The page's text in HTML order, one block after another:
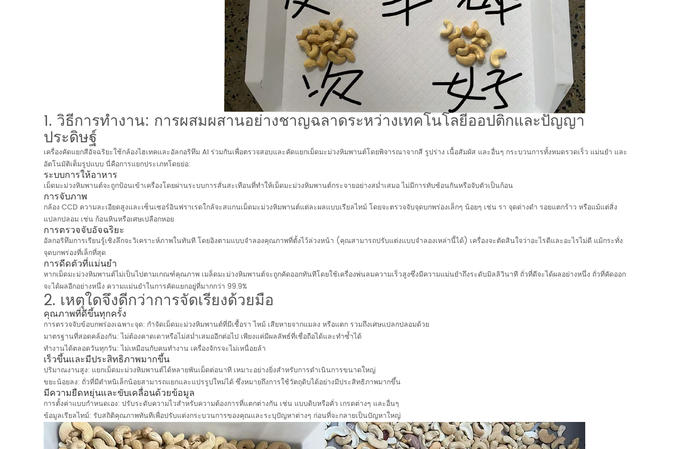
1. วิธีการทำงาน: การผสมผสานอย่างชาญฉลาดระหว่างเทคโนโลยีออปติกและปัญญา
ประดิษฐ์
เครื่องคัดแยกสีอัจฉริยะใช้กล้องไฮเทคและอัลกอริทึม AI ร่วมกันเพื่อตรวจสอบและคัดแยกเม็ดมะม่วงหิมพานต์โดยพิจารณาจากสี รูปร่าง เนื้อสัมผัส และอื่นๆ กระบวนการทั้งหมดรวดเร็ว แม่นยำ และ
อัตโนมัติเต็มรูปแบบ นี่คือการแยกประเภทโดยย่อ:
ระบบการให้อาหาร
เม็ดมะม่วงหิมพานต์จะถูกป้อนเข้าเครื่องโดยผ่านระบบการสั่นสะเทือนที่ทำให้เม็ดมะม่วงหิมพานต์กระจายอย่างสม่ำเสมอ ไม่มีการทับซ้อนกันหรือจับตัวเป็นก้อน
การจับภาพ
กล้อง CCD ความละเอียดสูงและเซ็นเซอร์อินฟราเรดใกล้จะสแกนเม็ดมะม่วงหิมพานต์แต่ละผลแบบเรียลไทม์ โดยจะตรวจจับจุดบกพร่องเล็กๆ น้อยๆ เช่น รา จุดด่างดำ รอยแตกร้าว หรือแม้แต่สิ่ง
แปลกปลอม เช่น ก้อนหินหรือเศษเปลือกหอย
การตรวจจับอัจฉริยะ
อัลกอริทึมการเรียนรู้เชิงลึกจะวิเคราะห์ภาพในทันที โดยอิงตามแบบจำลองคุณภาพที่ตั้งไว้ล่วงหน้า (คุณสามารถปรับแต่งแบบจำลองเหล่านี้ได้) เครื่องจะตัดสินใจว่าอะไรดีและอะไรไม่ดี แม้กระทั่ง
จุดบกพร่องที่เล็กที่สุด
การดีดตัวที่แม่นยำ
หากเม็ดมะม่วงหิมพานต์ไม่เป็นไปตามเกณฑ์คุณภาพ เมล็ดมะม่วงหิมพานต์จะถูกคัดออกทันทีโดยใช้เครื่องพ่นลมความเร็วสูงซึ่งมีความแม่นยำถึงระดับมิลลิวินาที ถั่วที่ดีจะได้ผลอย่างหนึ่ง ถั่วที่คัดออก
จะได้ผลอีกอย่างหนึ่ง ความแม่นยำในการคัดแยกอยู่ที่มากกว่า 99.9%
2. เหตุใดจึงดีกว่าการจัดเรียงด้วยมือ
คุณภาพที่ดีขึ้นทุกครั้ง
การตรวจจับข้อบกพร่องเฉพาะจุด: กำจัดเม็ดมะม่วงหิมพานต์ที่มีเชื้อรา ไหม้ เสียหายจากแมลง หรือแตก รวมถึงเศษแปลกปลอมด้วย
มาตรฐานที่สอดคล้องกัน: ไม่ต้องคาดเดาหรือไม่สม่ำเสมออีกต่อไป เพียงแค่มีผลลัพธ์ที่เชื่อถือได้และทำซ้ำได้
ทำงานได้ตลอดวันทุกวัน: ไม่เหมือนกับคนทำงาน เครื่องจักรจะไม่เหนื่อยล้า
เร็วขึ้นและมีประสิทธิภาพมากขึ้น
ปริมาณงานสูง: แยกเม็ดมะม่วงหิมพานต์ได้หลายพันเม็ดต่อนาที เหมาะอย่างยิ่งสำหรับการดำเนินการขนาดใหญ่
ขยะน้อยลง: ถั่วที่มีตำหนิเล็กน้อยสามารถแยกและแปรรูปใหม่ได้ ซึ่งหมายถึงการใช้วัตถุดิบได้อย่างมีประสิทธิภาพมากขึ้น
มีความยืดหยุ่นและขับเคลื่อนด้วยข้อมูล
การตั้งค่าแบบกำหนดเอง: ปรับระดับความไวสำหรับความต้องการที่แตกต่างกัน เช่น แบบดิบหรือคั่ว เกรดต่างๆ และอื่นๆ
ข้อมูลเรียลไทม์: รับสถิติคุณภาพทันทีเพื่อปรับแต่งกระบวนการของคุณและระบุปัญหาต่างๆ ก่อนที่จะกลายเป็นปัญหาใหญ่